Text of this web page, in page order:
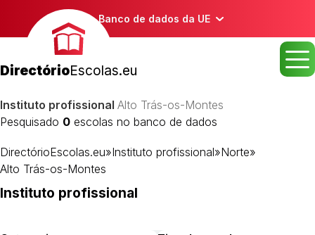
Banco de dados da UE
DirectórioEscolas.eu
Instituto profissional Alto Trás-os-Montes
Pesquisado 0 escolas no banco de dados
DirectórioEscolas.eu»Instituto profissional»Norte»
Alto Trás-os-Montes
Instituto profissional